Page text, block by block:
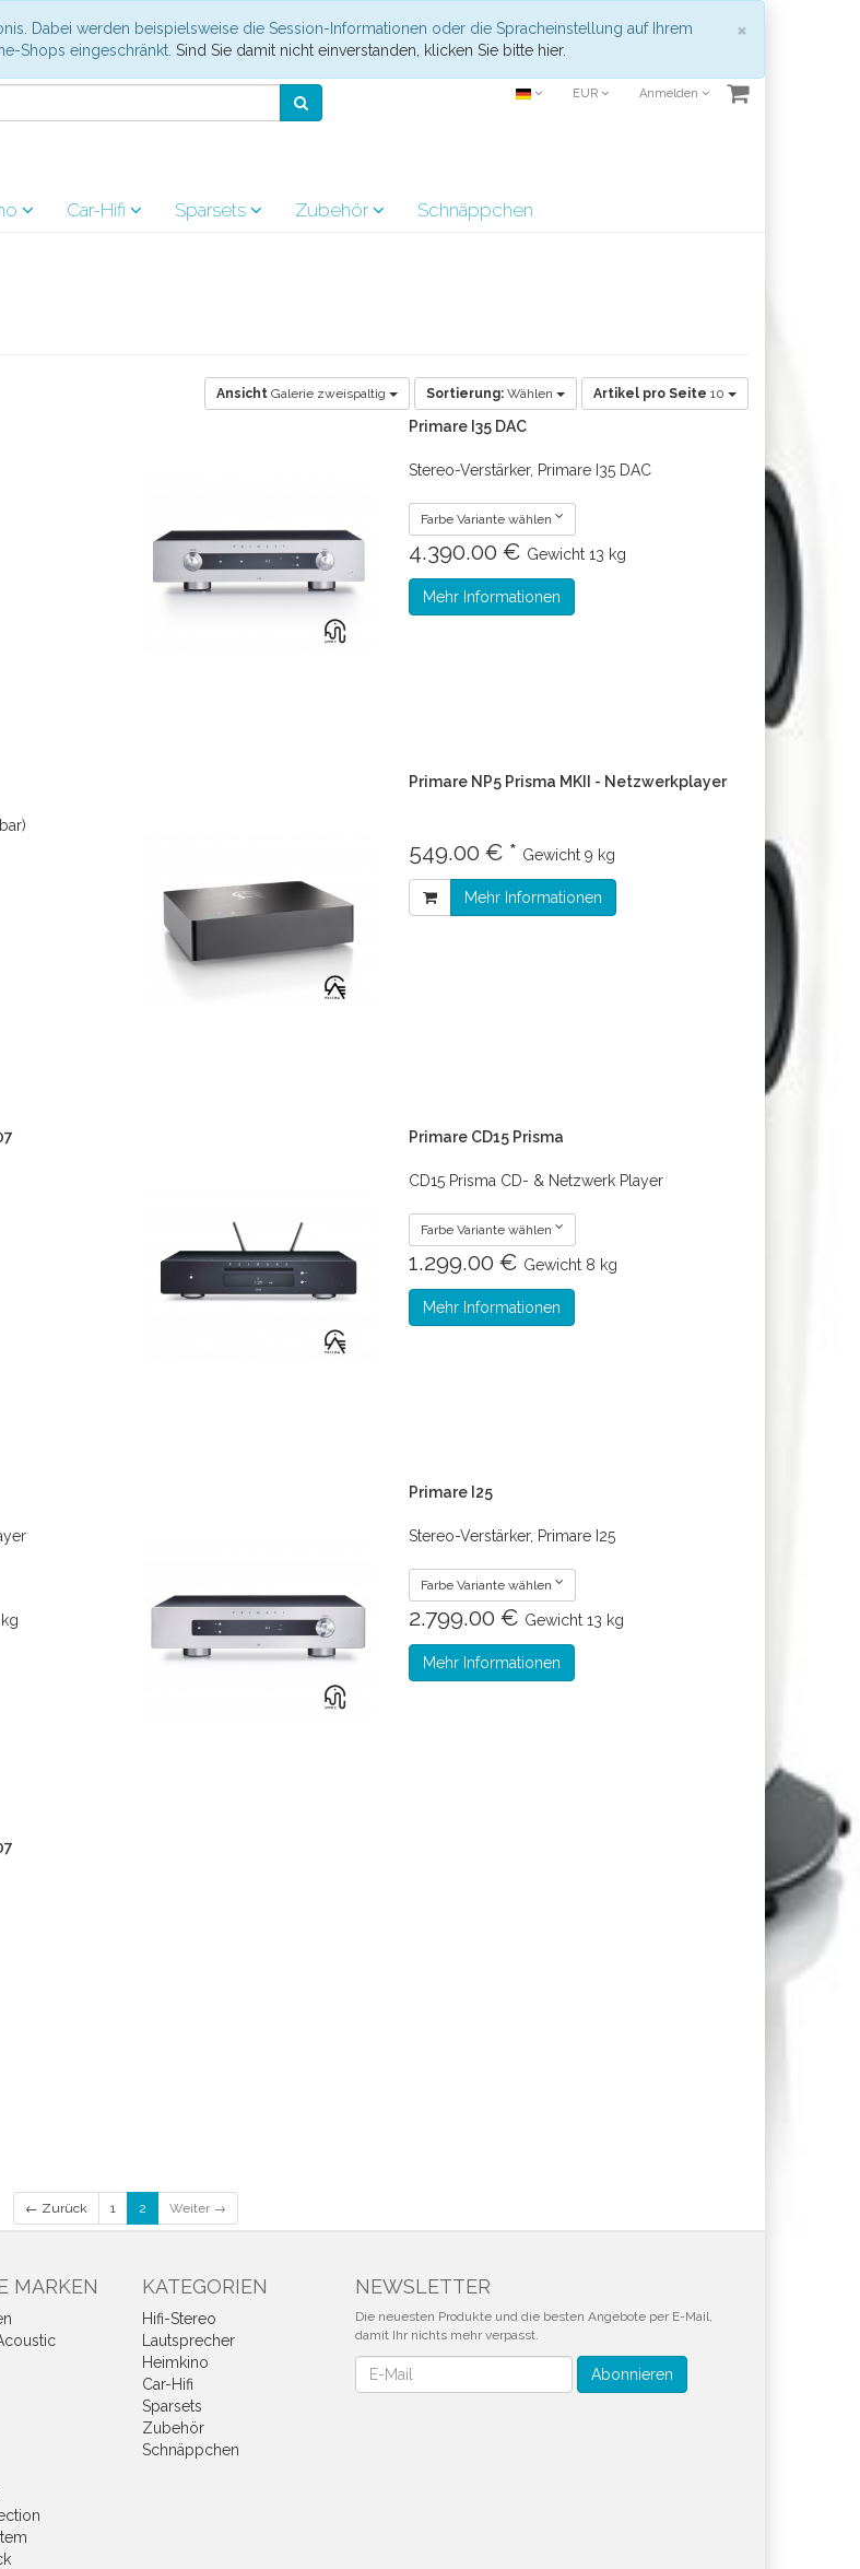
×
Dabei werden beispielsweise die Session-Informationen oder die Spracheinstellung auf Ihrem
Shops eingeschränkt. Sind Sie damit nicht einverstanden, klicken Sie bitte hier.
EUR Anmelden
Car-Hifi Sparsets Zubehör Schnäppchen
Ansicht Galerie zweispaltig Sortierung: Wählen Artikel pro Seite 10
Primare I35 DAC
Stereo-Verstärker, Primare I35 DAC
Farbe Variante wählen
4.390.00 € Gewicht 13 kg
Mehr Informationen
Primare NP5 Prisma MKII - Netzwerkplayer
549.00 € * Gewicht 9 kg
Mehr Informationen
Primare CD15 Prisma
CD15 Prisma CD- & Netzwerk Player
Farbe Variante wählen
1.299.00 € Gewicht 8 kg
Mehr Informationen
Primare I25
Stereo-Verstärker, Primare I25
Farbe Variante wählen
2.799.00 € Gewicht 13 kg
Mehr Informationen
← Zurück 1 2 Weiter →
MARKEN KATEGORIEN
Hifi-Stereo
Lautsprecher
Heimkino
Car-Hifi
Sparsets
Zubehör
Schnäppchen
NEWSLETTER
Die neuesten Produkte und die besten Angebote per E-Mail,
damit Ihr nichts mehr verpasst.
Newsletter Abonnieren